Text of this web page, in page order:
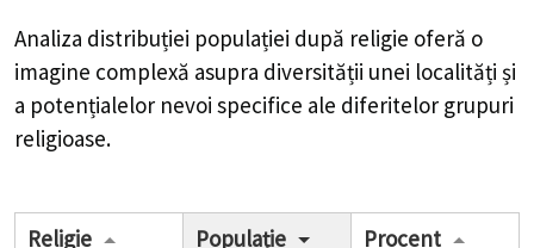
Analiza distribuției populației după religie oferă o
imagine complexă asupra diversității unei localități și
a potențialelor nevoi specifice ale diferitelor grupuri
religioase.
Religie Populație
Procent